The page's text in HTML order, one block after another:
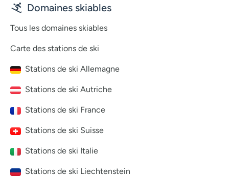
Domaines skiables
Tous les domaines skiables
Carte des stations de ski
Stations de ski Allemagne
Stations de ski Autriche
Stations de ski France
Stations de ski Suisse
Stations de ski Italie
Stations de ski Liechtenstein